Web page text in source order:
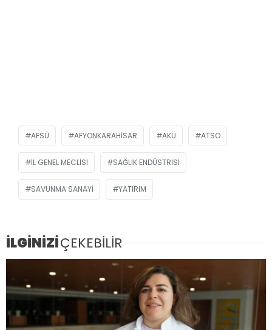
AFSÜ AFYONKARAHISAR AKÜ ATSO
İL GENEL MECLISI SAĞLIK ENDÜSTRISI
SAVUNMA SANAYI YATIRIM
İLGİNİZİÇEKEBİLİR